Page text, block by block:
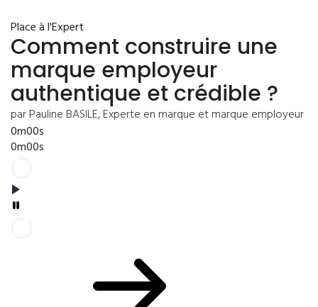
Place à l'Expert
Comment construire une
marque employeur
authentique et crédible ?
par Pauline BASILE, Experte en marque et marque employeur
0m00s
0m00s